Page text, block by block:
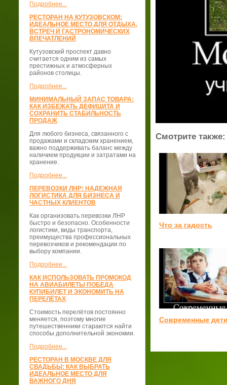
Подробнее...
РЕСТОРАН НА КУТУЗОВСКОМ:
ИДЕАЛЬНОЕ МЕСТО ДЛЯ ОТДЫХА,
ВСТРЕЧ И ГАСТРОНОМИЧЕСКИХ
ВПЕЧАТЛЕНИЙ
Кутузовский проспект давно
считается одним из самых
престижных и атмосферных
районов столицы.
Подробнее...
МИНИМАЛЬНЫЙ ЗАПАС ТОВАРА:
КАК ИЗБЕЖАТЬ ДЕФИЦИТА И
СОХРАНИТЬ СТАБИЛЬНОСТЬ
ПРОДАЖ
Для любого бизнеса, связанного с
продажами и складским хранением,
важно поддерживать баланс между
наличием продукции и затратами на
хранение.
Подробнее...
ПЕРЕВОЗКИ ЛНР: НАДЕЖНАЯ
ЛОГИСТИКА ДЛЯ БИЗНЕСА И
ЧАСТНЫХ КЛИЕНТОВ
Как организовать перевозки ЛНР
быстро и безопасно. Особенности
логистики, виды транспорта,
преимущества профессиональных
перевозчиков и рекомендации по
выбору компании.
Подробнее...
КАК ИСПОЛЬЗОВАТЬ ПРОМОКОД
НА АВИАБИЛЕТЫ ПОБЕДА
КУПИБИЛЕТ И ЭКОНОМИТЬ НА
ПЕРЕЛЁТАХ
Стоимость перелётов постоянно
меняется, поэтому многие
путешественники стараются найти
способы дополнительной экономии.
Подробнее...
РЕСТОРАН В МОСКВЕ ДЛЯ
СВАДЬБЫ: КАК ВЫБРАТЬ
ИДЕАЛЬНОЕ МЕСТО ДЛЯ
ВАЖНОГО ДНЯ
Смотрите также:
Что за гадость
Современные